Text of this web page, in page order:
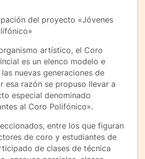
del proyecto «Jóvenes
artístico, el Coro
es un elenco modelo e
nuevas generaciones de
esa razón se propuso llevar a
especial denominado
al Coro Polifónico».
entre los que figuran
de coro y estudiantes de
de clases de técnica